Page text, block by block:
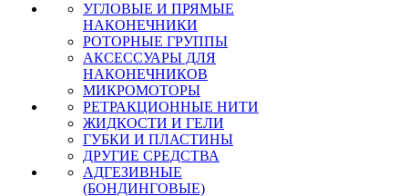
УГЛОВЫЕ И ПРЯМЫЕ
НАКОНЕЧНИКИ
РОТОРНЫЕ ГРУППЫ
АКСЕССУАРЫ ДЛЯ
НАКОНЕЧНИКОВ
МИКРОМОТОРЫ
РЕТРАКЦИОННЫЕ НИТИ
ЖИДКОСТИ И ГЕЛИ
ГУБКИ И ПЛАСТИНЫ
ДРУГИЕ СРЕДСТВА
АДГЕЗИВНЫЕ
(БОНДИНГОВЫЕ)